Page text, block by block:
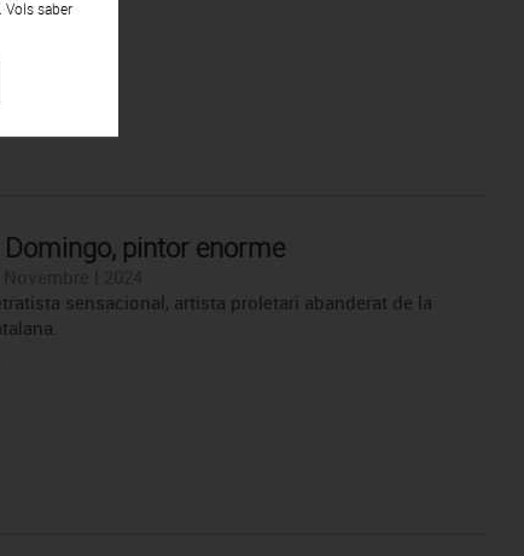
pintor enorme
sensacional, artista proletari abanderat de la
Vols saber